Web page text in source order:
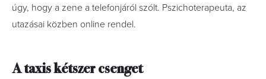
úgy, hogy a zene a telefonjáról szólt. Pszichoterapeuta, az
utazásai közben online rendel.
A taxis kétszer csenget